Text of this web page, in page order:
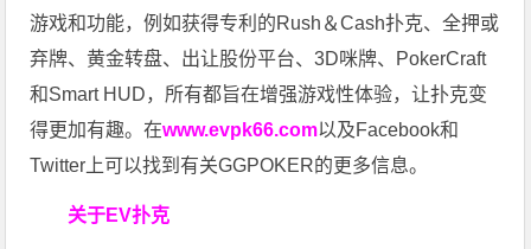
游戏和功能，例如获得专利的Rush＆Cash扑克、全押或
弃牌、黄金转盘、出让股份平台、3D咪牌、PokerCraft
和Smart HUD，所有都旨在增强游戏性体验，让扑克变
得更加有趣。在www.evpk66.com以及Facebook和
Twitter上可以找到有关GGPOKER的更多信息。
关于EV扑克